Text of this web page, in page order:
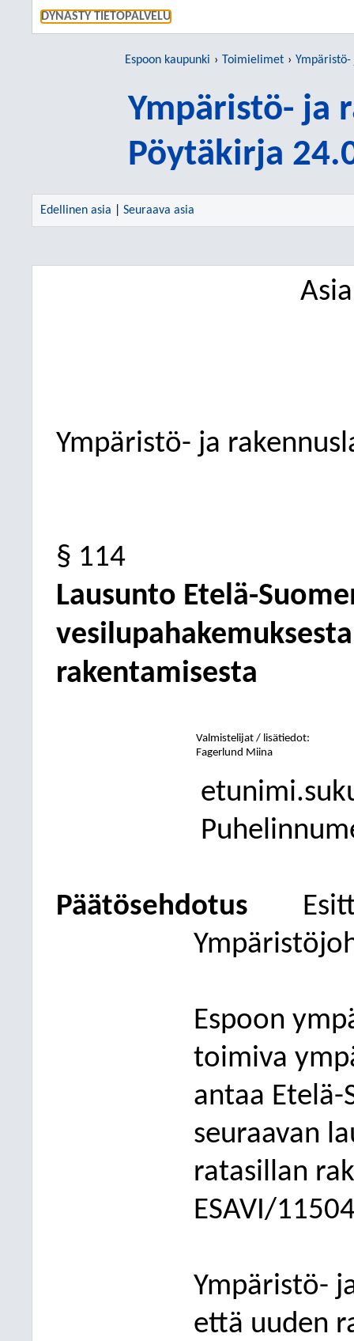
DYNASTY TIETOPALVELU
Espoon kaupunki Toimielimet
Ympäristö- ja
Pöytäkirja
Edellinen asia Seuraava asia
Ympäristö- ja
§ 114
Lausunto Etelä-
rakentamisesta
Valmistelijat / lisätiedot:
Fagerlund Miina
Päätösehdotus
Espoon
toimiva
antaa
seuraavan
ratasillan
ESAVI/
Ympäristö-
että uuden